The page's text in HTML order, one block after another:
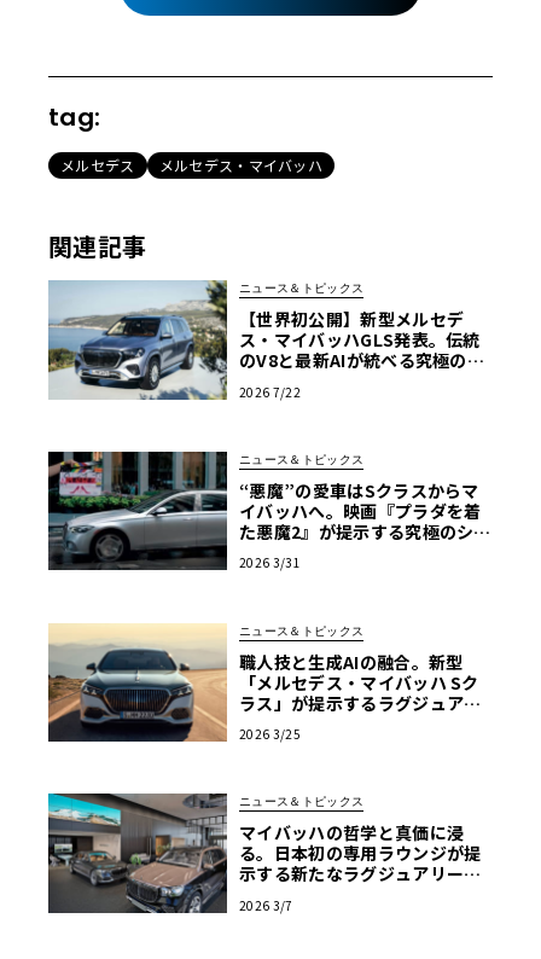
tag:
メルセデス メルセデス・マイバッハ
関連記事
ニュース＆トピックス
【世界初公開】新型メルセデ
ス・マイバッハGLS発表。伝統
のV8と最新AIが統べる究極の移
2026 7/22
ニュース＆トピックス
“悪魔”の愛車はSクラスからマ
イバッハへ。映画『プラダを着
た悪魔2』が提示する究極のショ
2026 3/31
ニュース＆トピックス
職人技と生成AIの融合。新型
「メルセデス・マイバッハ Sク
ラス」が提示するラグジュアリ
2026 3/25
ニュース＆トピックス
マイバッハの哲学と真価に浸
る。日本初の専用ラウンジが提
示する新たなラグジュアリーの
2026 3/7